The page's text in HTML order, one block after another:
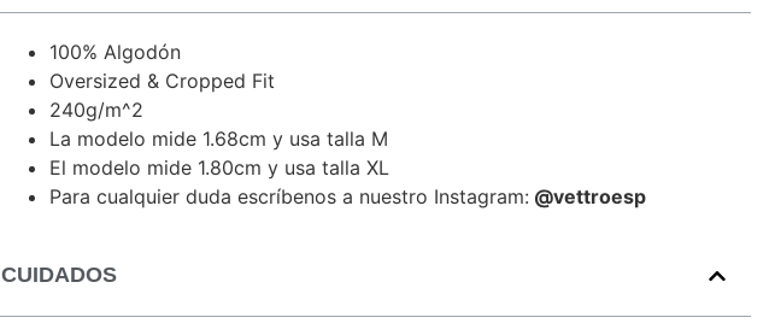
100% Algodón
Oversized & Cropped Fit
240g/m^2
La modelo mide 1.68cm y usa talla M
El modelo mide 1.80cm y usa talla XL
Para cualquier duda escríbenos a nuestro Instagram: @vettroesp
CUIDADOS